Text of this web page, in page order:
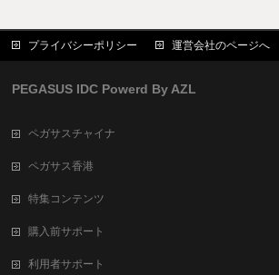
プライバシーポリシー 運営会社のページへ
PEGASUS IDC Powerd By AZL
ペガサスチャイナ
ペガサス香港
特集コンテンツ
購入前サポート
利用者サポート